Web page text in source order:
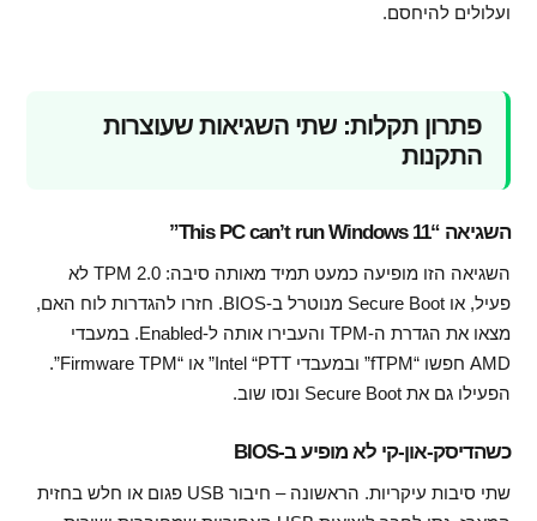
ועלולים להיחסם.
פתרון תקלות: שתי השגיאות שעוצרות
התקנות
השגיאה “This PC can’t run Windows 11”
השגיאה הזו מופיעה כמעט תמיד מאותה סיבה: TPM 2.0 לא
פעיל, או Secure Boot מנוטרל ב-BIOS. חזרו להגדרות לוח האם,
מצאו את הגדרת ה-TPM והעבירו אותה ל-Enabled. במעבדי
AMD חפשו “fTPM” ובמעבדי Intel “PTT” או “Firmware TPM”.
הפעילו גם את Secure Boot ונסו שוב.
כשהדיסק-און-קי לא מופיע ב-BIOS
שתי סיבות עיקריות. הראשונה – חיבור USB פגום או חלש בחזית